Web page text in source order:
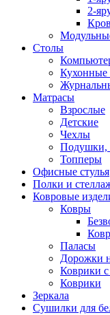
2-
Столы
Кухонные
Матрасы
Взрослые
Детские
Чехлы
Подушки,
Топперы
Офисные стулья
Полки и
Ковровые
Ковры
Паласы
Дорожки
Коврики
Коврики
Зеркала
Сушилки для